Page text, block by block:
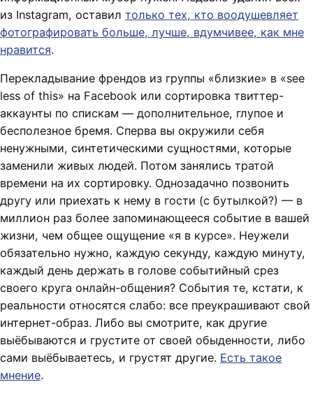
из Instagram, оставил только тех, кто воодушевляет
фотографировать больше, лучше, вдумчивее, как мне
нравится.
Перекладывание френдов из группы «близкие» в «see
less of this» на Facebook или сортировка твиттер-
аккаунты по спискам — дополнительное, глупое и
бесполезное бремя. Сперва вы окружили себя
ненужными, синтетическими сущностями, которые
заменили живых людей. Потом занялись тратой
времени на их сортировку. Однозадачно позвонить
другу или приехать к нему в гости (с бутылкой?) — в
миллион раз более запоминающееся событие в вашей
жизни, чем общее ощущение «я в курсе». Неужели
обязательно нужно, каждую секунду, каждую минуту,
каждый день держать в голове событийный срез
своего круга онлайн-общения? События те, кстати, к
реальности относятся слабо: все преукрашивают свой
интернет-образ. Либо вы смотрите, как другие
выёбываются и грустите от своей обыденности, либо
сами выёбываетесь, и грустят другие. Есть такое
мнение.